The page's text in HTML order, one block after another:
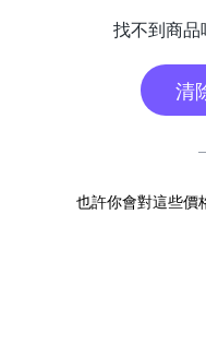
找不到商品
清
也許你會對這些價